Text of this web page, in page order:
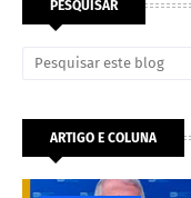
PESQUISAR
ARTIGO E COLUNA